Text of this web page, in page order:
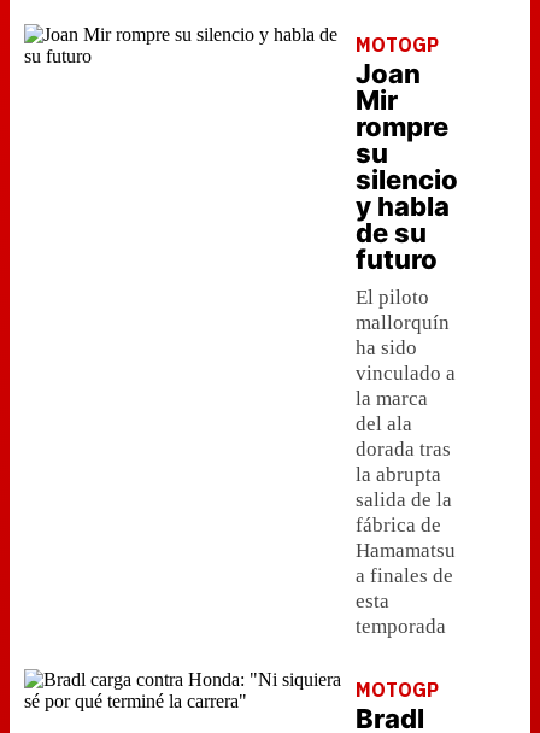
MOTOGP
Joan
Mir
rompre
su
silencio
y habla
de su
futuro
El piloto
mallorquín
ha sido
vinculado a
la marca
del ala
dorada tras
la abrupta
salida de la
fábrica de
Hamamatsu
a finales de
esta
temporada
MOTOGP
Bradl